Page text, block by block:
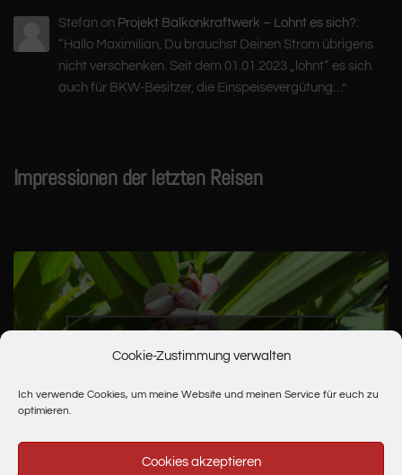
Cookie-Zustimmung verwalten
Ich verwende Cookies, um meine Website und meinen Service für euch zu
optimieren.
Cookies akzeptieren
Stefan on Projekt Balkonkraftwerk – Lohnt es sich?:
“ Hallo Maximilian, Du brauchst Deinen Strom übrigens
nicht verschenken. Seit dem 01.01.2023 „lohnt“ es sich
auch für BKW-Besitzer, die Einspeisevergütung… ”
Impressionen der letzten Reisen
zu akzeptieren und diesen Inhalt zu